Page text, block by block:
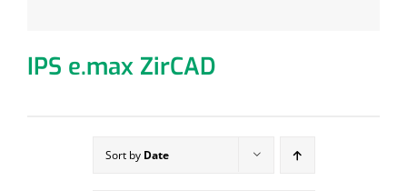
IPS e.max ZirCAD
Sort by Date